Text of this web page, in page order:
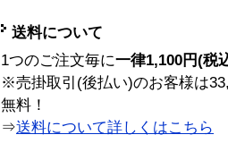
送料について
1つのご注文毎に一律1,100円(税
※売掛取引(後払い)のお客様は
無料！
⇒送料について詳しくはこちら